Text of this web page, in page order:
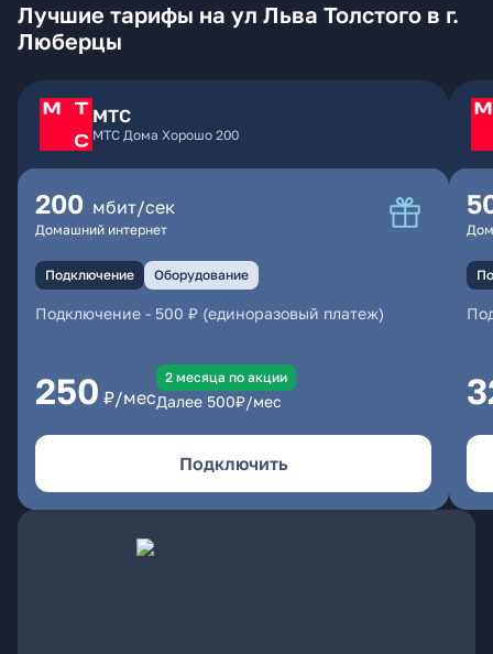
Лучшие тарифы на ул Льва Толстого в г.
Люберцы
МТС
МТС Дома Хорошо 200
200 мбит/сек
Домашний интернет
Подключение Оборудование
Подключение - 500 ₽ (единоразовый платеж)
250 ₽/мес
2 месяцa по акции
Далее 500₽/мес
Подключить